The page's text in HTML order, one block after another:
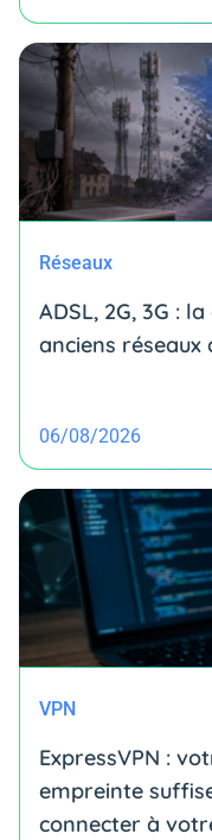
Réseaux
ADSL, 2G, 3G :
anciens réseaux
06/08/2026
VPN
ExpressVPN :
empreinte
connecter à